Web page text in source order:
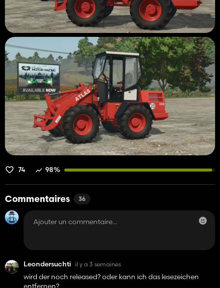
74 98%
Commentaires 36
Leondersuchti il y a 3 semaines
wird der noch released? oder kann ich das lesezeichen
entfernen?